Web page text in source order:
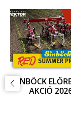
EINBÖCK
AKCIÓ